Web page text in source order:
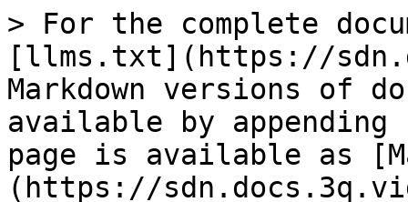
> For the complete
[llms.txt](https://
Markdown versions of
available by
page is available as
(https://